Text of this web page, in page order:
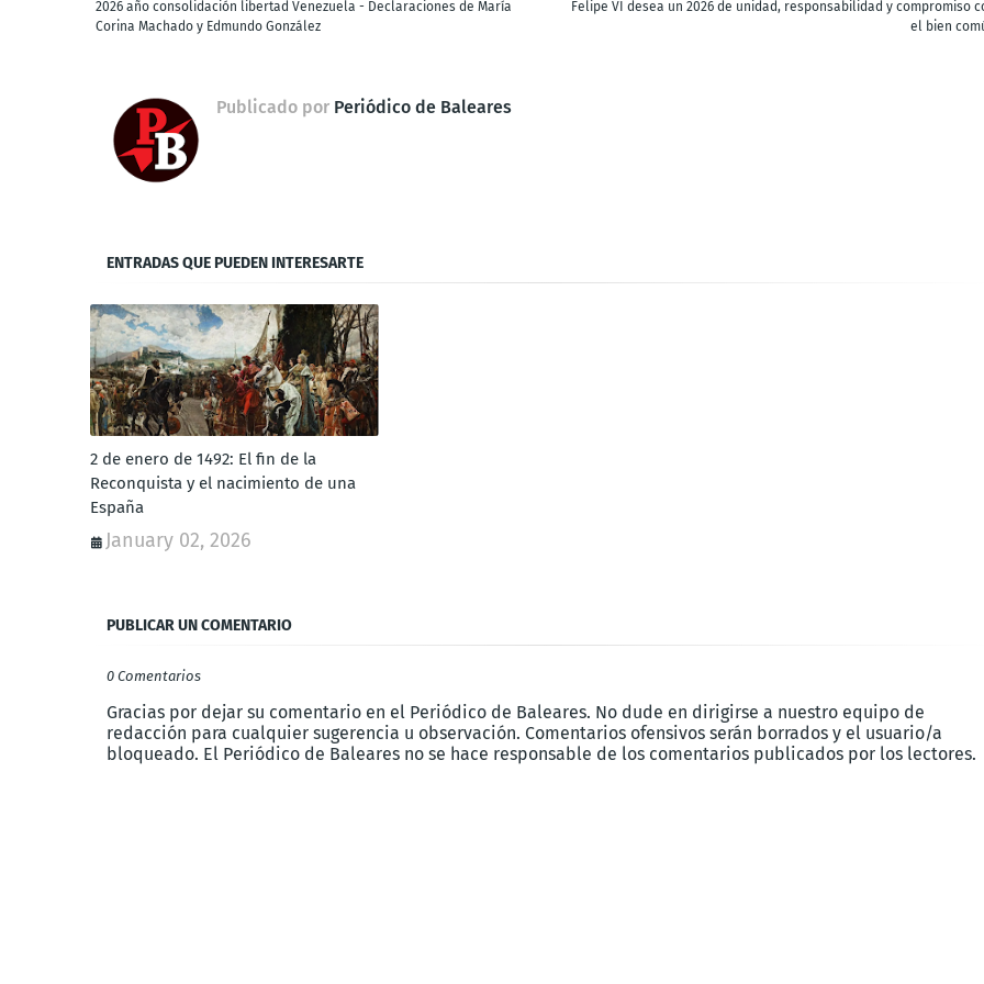
Felipe VI desea un 2026 de unidad, responsabilidad y compromiso
el bien
2026 año consolidación libertad Venezuela - Declaraciones de María
Corina Machado y Edmundo González
Publicado por Periódico de Baleares
ENTRADAS QUE PUEDEN INTERESARTE
2 de enero de 1492: El fin de la
Reconquista y el nacimiento de una
España
January 02, 2026
PUBLICAR UN COMENTARIO
0 Comentarios
Gracias por dejar su comentario en el Periódico de Baleares. No dude en dirigirse a nuestro equipo de
redacción para cualquier sugerencia u observación. Comentarios ofensivos serán borrados y el usuario/a
bloqueado. El Periódico de Baleares no se hace responsable de los comentarios publicados por los lectores.